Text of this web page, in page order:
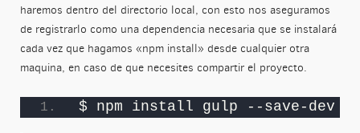
haremos dentro del directorio local, con esto nos aseguramos
de registrarlo como una dependencia necesaria que se instalará
cada vez que hagamos «npm install» desde cualquier otra
maquina, en caso de que necesites compartir el proyecto.
$ npm install gulp --save-dev